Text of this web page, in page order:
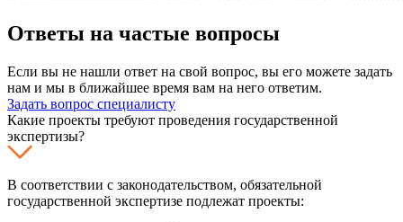
Ответы на частые вопросы
Если вы не нашли ответ на свой вопрос, вы его можете задать
нам и мы в ближайшее время вам на него ответим.
Задать вопрос специалисту
Какие проекты требуют проведения государственной
экспертизы?
В соответствии с законодательством, обязательной
государственной экспертизе подлежат проекты: